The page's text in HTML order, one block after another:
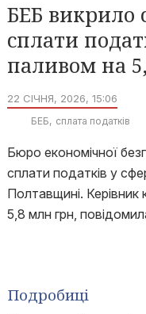
БЕБ викрило
сплати
паливом на
22 СІЧНЯ, 2026, 15:06
БЕБ сплата податків
Бюро економічної
сплати податків у
Полтавщині.
5,8 млн грн,
Подробиці